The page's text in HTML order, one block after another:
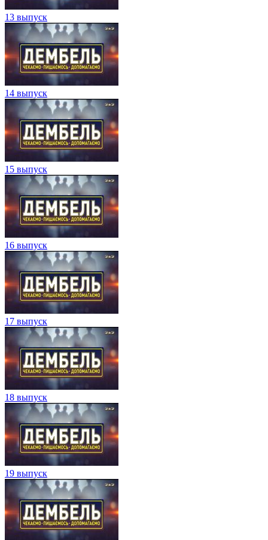
13 выпуск
14 выпуск
15 выпуск
16 выпуск
17 выпуск
18 выпуск
19 выпуск